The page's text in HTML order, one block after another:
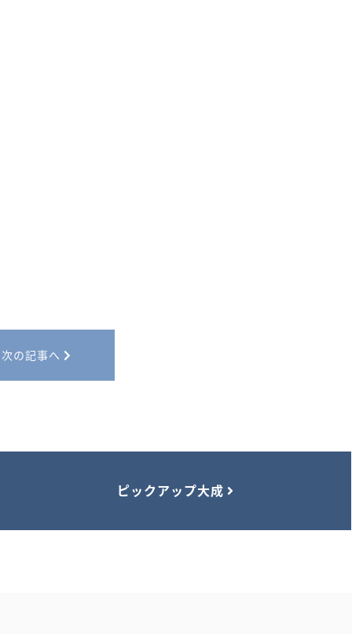
次の記事へ
ピックアップ大成